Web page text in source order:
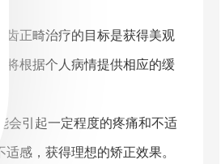
齿正畸治疗的目标是获得美观
将根据个人病情提供相应的缓
会引起一定程度的疼痛和不适
感，获得理想的矫正效果。